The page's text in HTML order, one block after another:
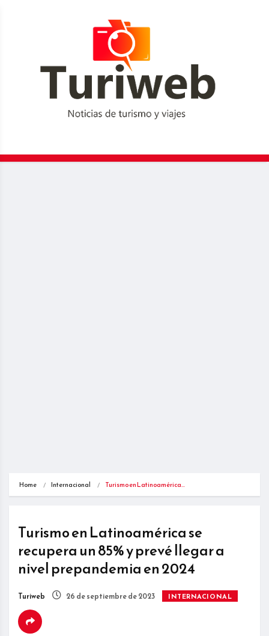
Home Internacional Turismo en Latinoamérica…
Turismo en Latinoamérica se
recupera un 85% y prevé llegar a
nivel prepandemia en 2024
Turiweb 26 de septiembre de 2023 INTERNACIONAL